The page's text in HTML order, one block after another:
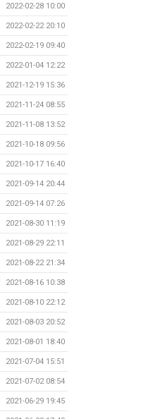
2022-02-28 10:00
2022-02-22 20:10
2022-02-19 09:40
2022-01-04 12:22
2021-12-19 15:36
2021-11-24 08:55
2021-11-08 13:52
2021-10-18 09:56
2021-10-17 16:40
2021-09-14 20:44
2021-09-14 07:26
2021-08-30 11:19
2021-08-29 22:11
2021-08-22 21:34
2021-08-16 10:38
2021-08-10 22:12
2021-08-03 20:52
2021-08-01 18:40
2021-07-04 15:51
2021-07-02 08:54
2021-06-29 19:45